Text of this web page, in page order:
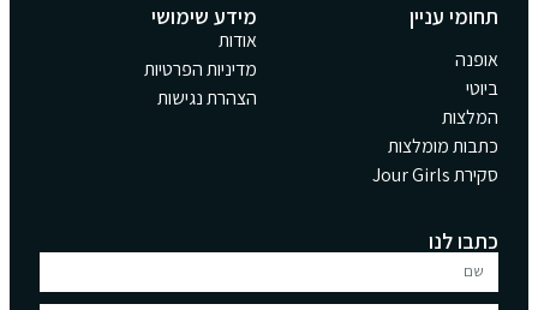
תחומי עניין
אופנה
ביוטי
המלצות
כתבות מומלצות
סקירת Jour Girls
מידע שימושי
אודות
מדיניות הפרטיות
הצהרת נגישות
כתבו לנו